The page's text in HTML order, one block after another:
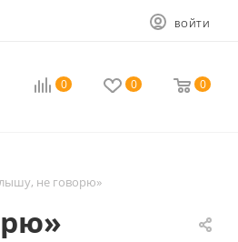
ВОЙТИ
0 0 0
не говорю»